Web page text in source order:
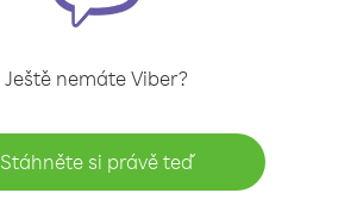
Ještě nemáte Viber?
Stáhněte si právě teď